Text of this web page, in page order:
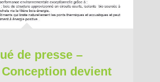
de presse –
devient